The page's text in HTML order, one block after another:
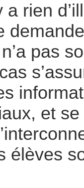
a rien
pas
et
élèves